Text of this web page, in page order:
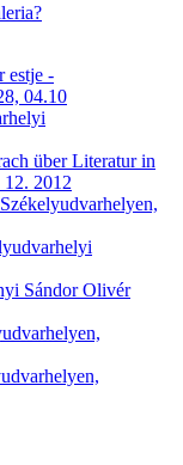
estje -
04.10
über Literatur in
2012
Sándor Olivér